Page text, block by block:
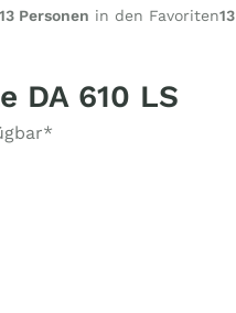
13 Personen in den Favoriten13
DA 610 LS